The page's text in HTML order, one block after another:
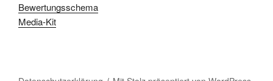
Bewertungsschema
Media-Kit